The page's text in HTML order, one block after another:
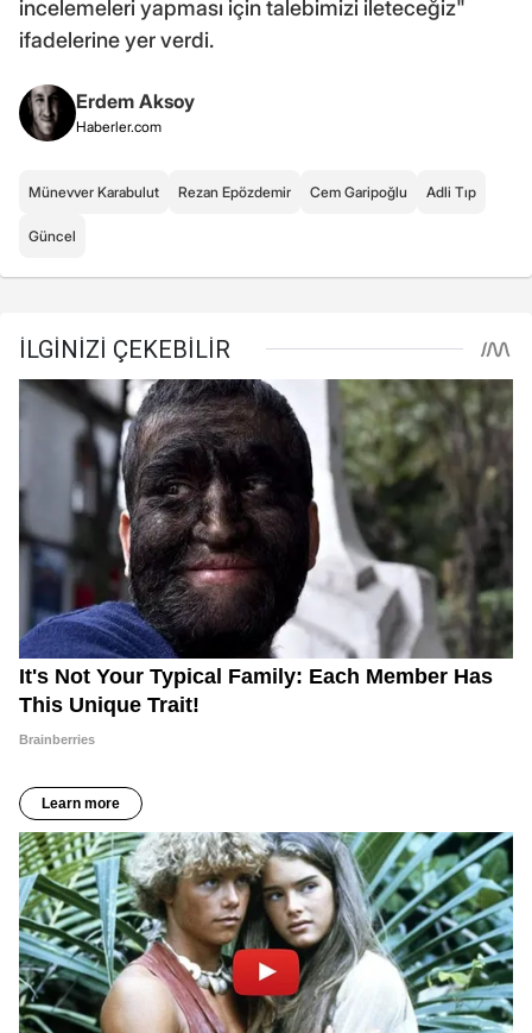
incelemeleri yapması için talebimizi ileteceğiz"
ifadelerine yer verdi.
Erdem Aksoy
Haberler.com
Münevver Karabulut Rezan Epözdemir Cem Garipoğlu Adli Tıp
Güncel